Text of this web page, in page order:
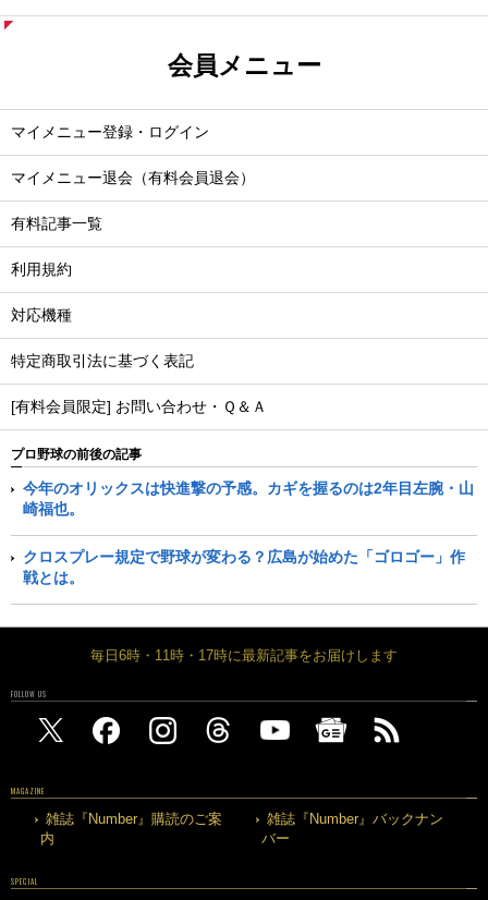
会員メニュー
マイメニュー登録・ログイン
マイメニュー退会（有料会員退会）
有料記事一覧
利用規約
対応機種
特定商取引法に基づく表記
[有料会員限定] お問い合わせ・Ｑ＆Ａ
プロ野球の前後の記事
今年のオリックスは快進撃の予感。カギを握るのは2年目左腕・山
崎福也。
クロスプレー規定で野球が変わる？広島が始めた「ゴロゴー」作
戦とは。
毎日6時・11時・17時に最新記事をお届けします
FOLLOW US
MAGAZINE
雑誌『Number』購読のご案
内
雑誌『Number』バックナン
バー
SPECIAL